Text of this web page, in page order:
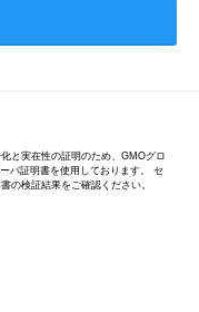
と実在性の証明のため、GMOグロ
バ証明書を使用しております。 セ
の検証結果をご確認ください。